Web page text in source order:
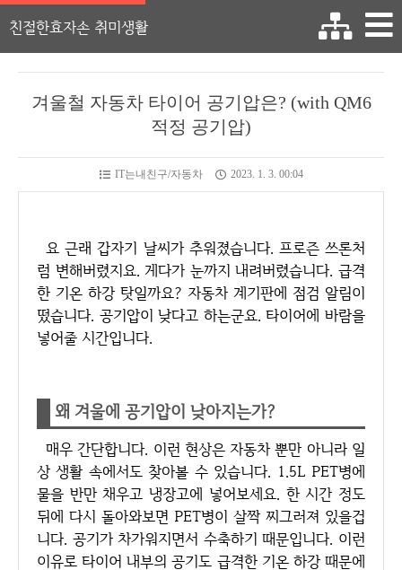
친절한효자손 취미생활
겨울철 자동차 타이어 공기압은? (with QM6
적정 공기압)
IT는내친구/자동차 2023. 1. 3. 00:04
요 근래 갑자기 날씨가 추워졌습니다. 프로즌 쓰론처
럼 변해버렸지요. 게다가 눈까지 내려버렸습니다. 급격
한 기온 하강 탓일까요? 자동차 계기판에 점검 알림이
떴습니다. 공기압이 낮다고 하는군요. 타이어에 바람을
넣어줄 시간입니다.
왜 겨울에 공기압이 낮아지는가?
매우 간단합니다. 이런 현상은 자동차 뿐만 아니라 일
상 생활 속에서도 찾아볼 수 있습니다. 1.5L PET병에
물을 반만 채우고 냉장고에 넣어보세요. 한 시간 정도
뒤에 다시 돌아와보면 PET병이 살짝 찌그러져 있을겁
니다. 공기가 차가워지면서 수축하기 때문입니다. 이런
이유로 타이어 내부의 공기도 급격한 기온 하강 때문에